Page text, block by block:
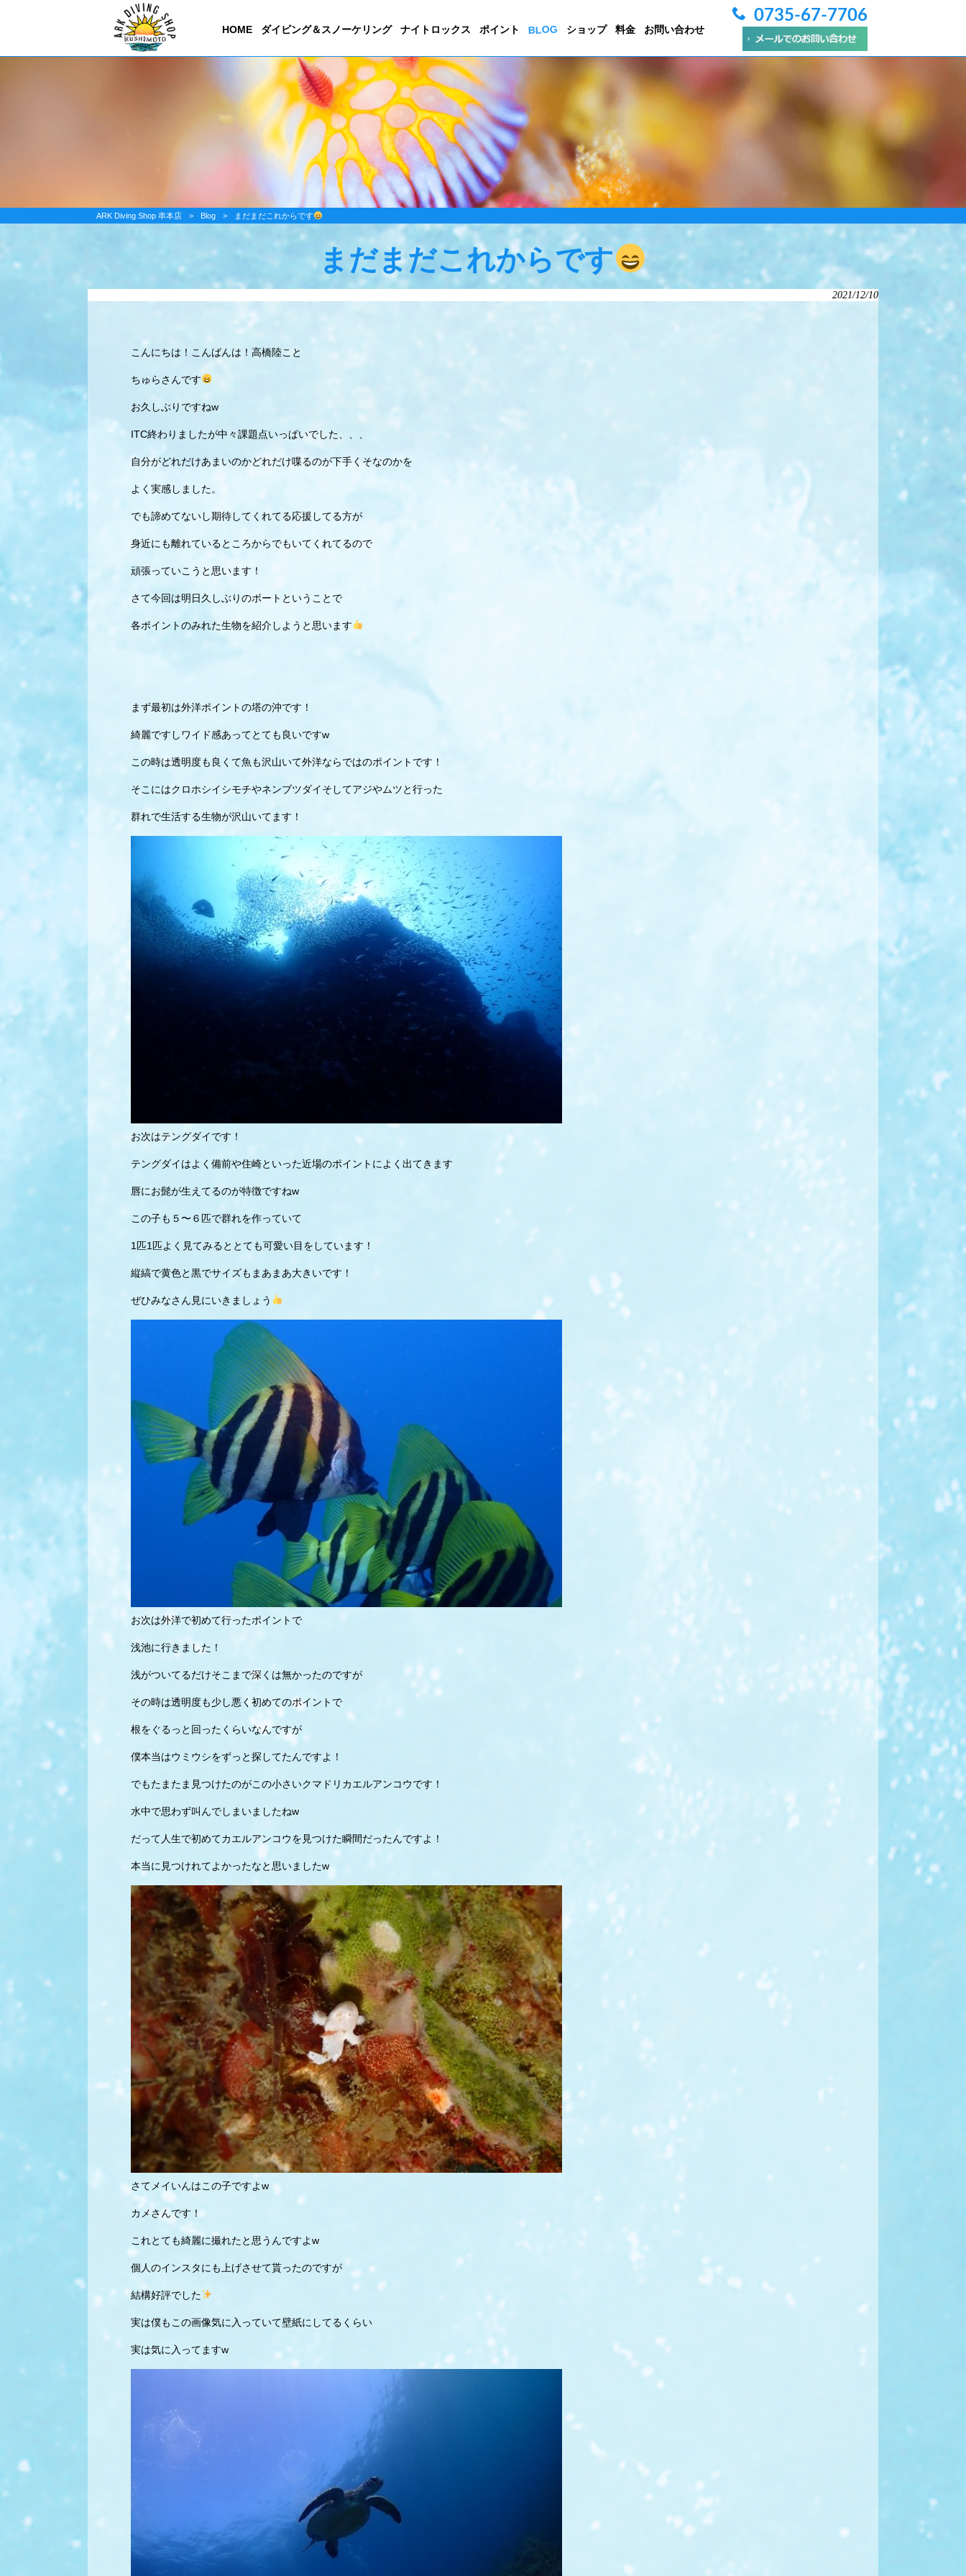
HOME ダイビング＆スノーケリング ナイトロックス ポイント BLOG ショップ 料金 お問い合わせ
0735-67-7706
ARK Diving Shop 串本店 > Blog > まだまだこれからです
まだまだこれからです
2021/12/10
こんにちは！こんばんは！高橋陸こと
ちゅらさんです
お久しぶりですねw
ITC終わりましたが中々課題点いっぱいでした、、、
自分がどれだけあまいのかどれだけ喋るのが下手くそなのかを
よく実感しました。
でも諦めてないし期待してくれてる応援してる方が
身近にも離れているところからでもいてくれてるので
頑張っていこうと思います！
さて今回は明日久しぶりのボートということで
各ポイントのみれた生物を紹介しようと思います
まず最初は外洋ポイントの塔の沖です！
綺麗ですしワイド感あってとても良いですw
この時は透明度も良くて魚も沢山いて外洋ならではのポイントです！
そこにはクロホシイシモチやネンブツダイそしてアジやムツと行った
群れで生活する生物が沢山いてます！
お次はテングダイです！
テングダイはよく備前や住崎といった近場のポイントによく出てきます
唇にお髭が生えてるのが特徴ですねw
この子も５〜６匹で群れを作っていて
1匹1匹よく見てみるととても可愛い目をしています！
縦縞で黄色と黒でサイズもまあまあ大きいです！
ぜひみなさん見にいきましょう
お次は外洋で初めて行ったポイントで
浅池に行きました！
浅がついてるだけそこまで深くは無かったのですが
その時は透明度も少し悪く初めてのポイントで
根をぐるっと回ったくらいなんですが
僕本当はウミウシをずっと探してたんですよ！
でもたまたま見つけたのがこの小さいクマドリカエルアンコウです！
水中で思わず叫んでしまいましたねw
だって人生で初めてカエルアンコウを見つけた瞬間だったんですよ！
本当に見つけれてよかったなと思いましたw
さてメイいんはこの子ですよw
カメさんです！
これとても綺麗に撮れたと思うんですよw
個人のインスタにも上げさせて貰ったのですが
結構好評でした
実は僕もこの画像気に入っていて壁紙にしてるくらい
実は気に入ってますw